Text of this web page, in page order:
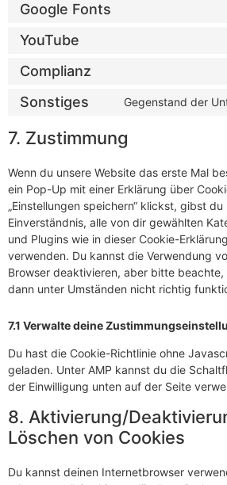
Google Fonts
YouTube
Complianz
Sonstiges Gegenstand der
7. Zustimmung
Wenn du unsere Website das erste Mal
ein Pop-Up mit einer Erklärung über
„Einstellungen speichern“ klickst, gibst du
Einverständnis, alle von dir gewählten
und Plugins wie in dieser Cookie-
verwenden. Du kannst die Verwendung
Browser deaktivieren, aber bitte beachte,
dann unter Umständen nicht richtig
7.1 Verwalte deine
Du hast die Cookie-Richtlinie ohne
geladen. Unter AMP kannst du die
der Einwilligung unten auf der Seite
8. Aktivierung/
Löschen von Cookies
Du kannst deinen Internetbrowser